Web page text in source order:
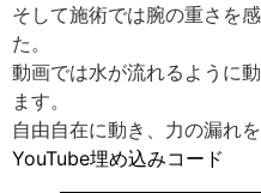
そして施術では腕の重さを
た。
動画では水が流れるように
ます。
自由自在に動き、力の漏れ
YouTube埋め込みコード